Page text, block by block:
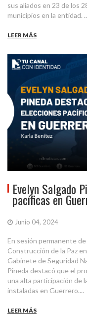
sus aliados en 23 de los
municipios en la entidad.
LEER MÁS
Evelyn Salgado
pacíficas en
Junio 04, 2024
En sesión permanente
Construcción de la Paz
Gabinete de Seguridad
Pineda destacó que el
una alta participación de
instaladas en Guerrero....
LEER MÁS